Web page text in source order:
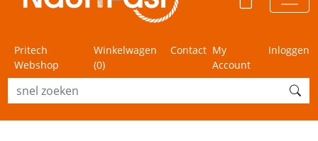
Pritech
Webshop
Winkelwagen
(0)
Contact My
Account
Inloggen